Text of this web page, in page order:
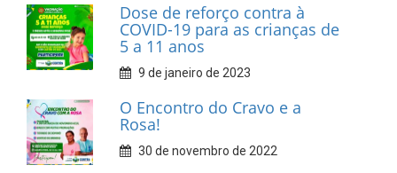
Dose de reforço contra à
COVID-19 para as crianças de
5 a 11 anos
9 de janeiro de 2023
O Encontro do Cravo e a
Rosa!
30 de novembro de 2022